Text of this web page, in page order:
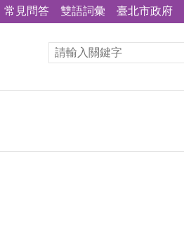
常見問答 雙語詞彙 臺北市政府